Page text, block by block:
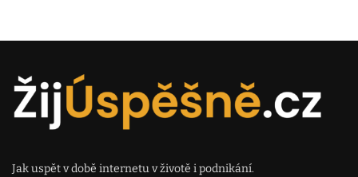
Jak uspět v době internetu v životě i podnikání.